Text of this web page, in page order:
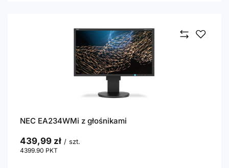
NEC EA234WMi z głośnikami
439,99 zł / szt.
4399.90 PKT